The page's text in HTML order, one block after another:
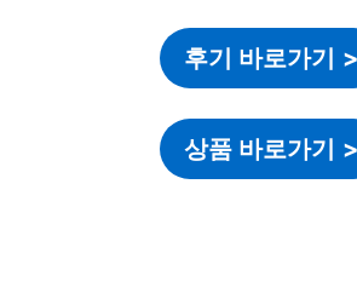
후기 바로가기 >
상품 바로가기 >